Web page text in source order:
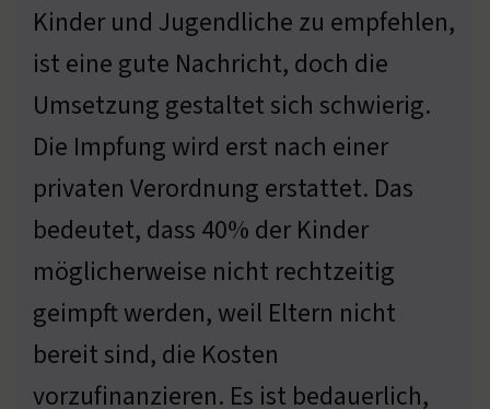
Kinder und Jugendliche zu empfehlen,
ist eine gute Nachricht, doch die
Umsetzung gestaltet sich schwierig.
Die Impfung wird erst nach einer
privaten Verordnung erstattet. Das
bedeutet, dass 40% der Kinder
möglicherweise nicht rechtzeitig
geimpft werden, weil Eltern nicht
bereit sind, die Kosten
vorzufinanzieren. Es ist bedauerlich,